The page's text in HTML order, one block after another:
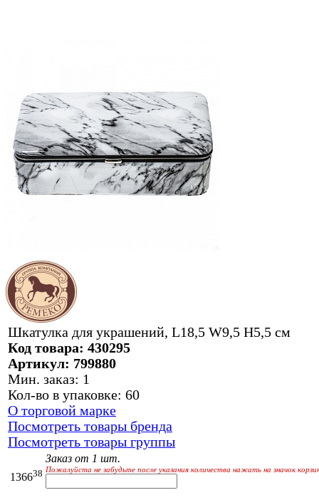
Шкатулка для украшений, L18,5 W9,5 H5,5 см
Код товара: 430295
Артикул: 799880
Мин. заказ: 1
Кол-во в упаковке: 60
О торговой марке
Посмотреть товары бренда
Посмотреть товары группы
136638
Заказ от 1 шт.
Пожалуйста не забудьте после указания количества нажать на значок